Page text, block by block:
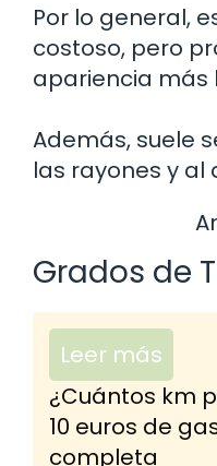
Por lo general,
costoso, pero
apariencia más
Además, suele
las rayones y al
Grados de
Leer más
¿Cuántos km
10 euros de
completa